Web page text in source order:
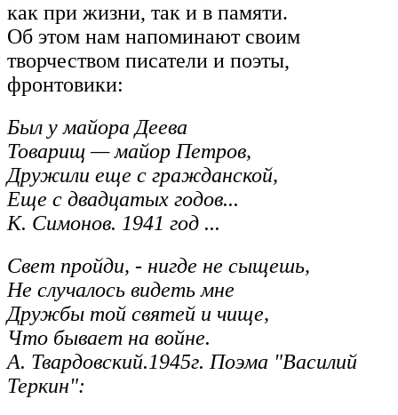
как при жизни, так и в памяти.
Об этом нам напоминают своим
творчеством писатели и поэты,
фронтовики:
Был у майора Деева
Товарищ — майор Петров,
Дружили еще с гражданской,
Еще с двадцатых годов...
К. Симонов. 1941 год ...
Свет пройди, - нигде не сыщешь,
Не случалось видеть мне
Дружбы той святей и чище,
Что бывает на войне.
А. Твардовский.1945г. Поэма "Василий
Теркин":